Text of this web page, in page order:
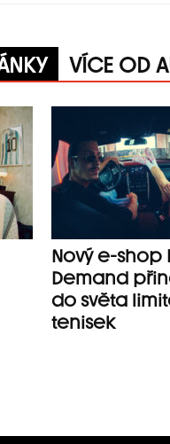
VÍCE OD
Nový e-shop
Demand
do světa
tenisek